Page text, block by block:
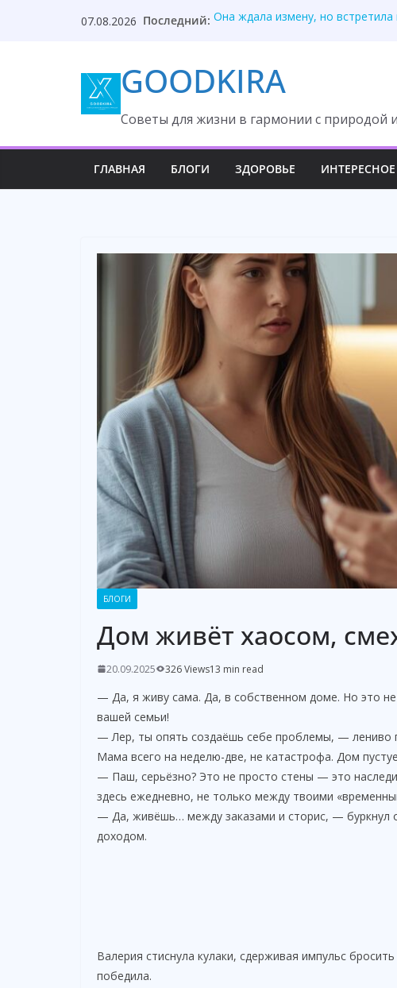
07.08.2026 Последний: Она ждала измену, но встретила
Они забыли, кто оплатил
Один торт изменил судьбу семьи
GOODKIRA
Cоветы для жизни в гармонии с природой
ГЛАВНАЯ БЛОГИ ЗДОРОВЬЕ ИНТЕРЕСНОЕ
БЛОГИ
Дом живёт хаосом,
20.09.2025 326 Views13 min read
— Да, я живу сама. Да, в собственном доме. Но это
вашей семьи!
— Лер, ты опять создаёшь себе проблемы, —
Мама всего на неделю-две, не катастрофа. Дом
— Паш, серьёзно? Это не просто стены — это
здесь ежедневно, не только между твоими
— Да, живёшь… между заказами и сторис, — буркнул
доходом.
Валерия стиснула кулаки, сдерживая импульс
победила.